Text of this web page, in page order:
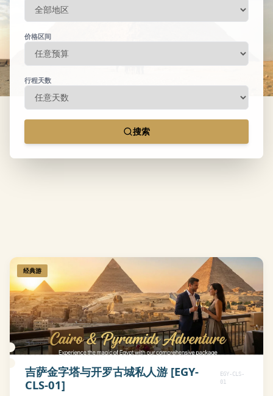
价格区间
行程天数
搜索
经典游
吉萨金字塔与开罗古城私人游 [EGY-
CLS-01]
EGY-CLS-
01